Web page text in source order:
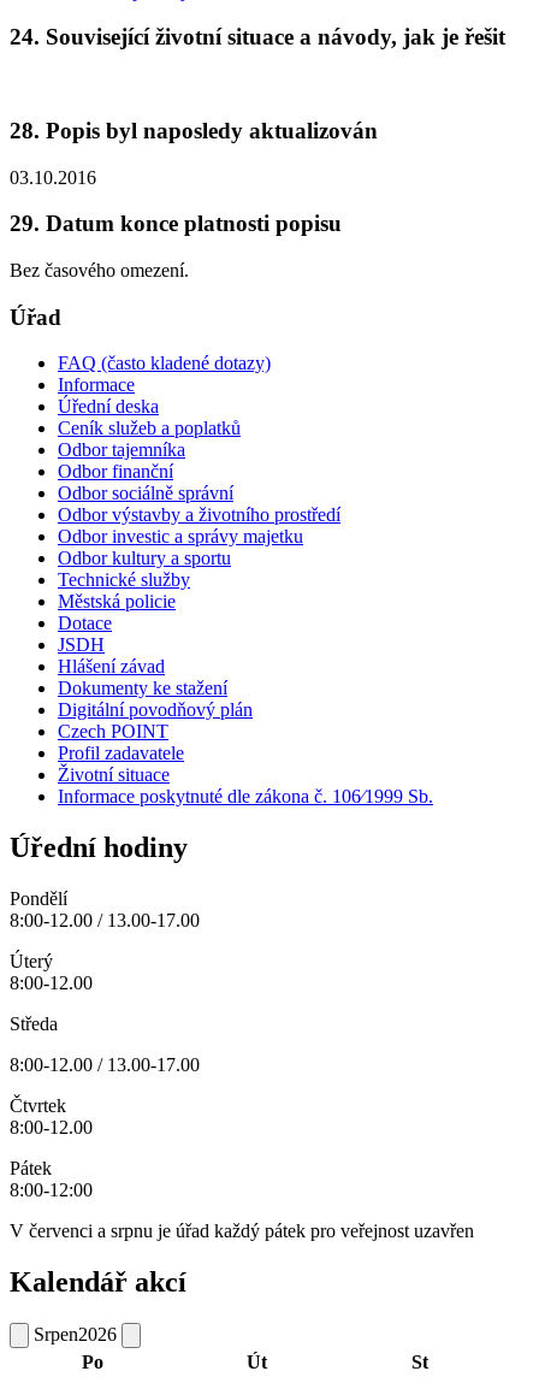
24. Související životní situace a návody, jak je řešit
28. Popis byl naposledy aktualizován
03.10.2016
29. Datum konce platnosti popisu
Bez časového omezení.
Úřad
FAQ (často kladené dotazy)
Informace
Úřední deska
Ceník služeb a poplatků
Odbor tajemníka
Odbor finanční
Odbor sociálně správní
Odbor výstavby a životního prostředí
Odbor investic a správy majetku
Odbor kultury a sportu
Technické služby
Městská policie
Dotace
JSDH
Hlášení závad
Dokumenty ke stažení
Digitální povodňový plán
Czech POINT
Profil zadavatele
Životní situace
Informace poskytnuté dle zákona č. 106⁄1999 Sb.
Úřední hodiny
Pondělí
8:00-12.00 / 13.00-17.00
Úterý
8:00-12.00
Středa
8:00-12.00 / 13.00-17.00
Čtvrtek
8:00-12.00
Pátek
8:00-12:00
V červenci a srpnu je úřad každý pátek pro veřejnost uzavřen
Kalendář akcí
Srpen2026
Po
Út
St